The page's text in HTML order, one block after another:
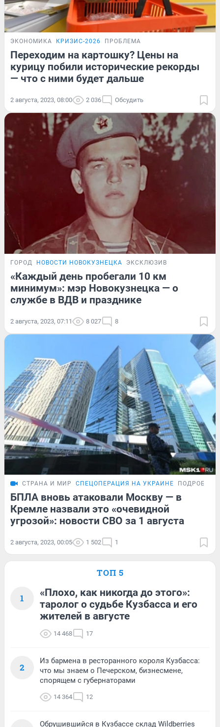
ЭКОНОМИКА КРИЗИС-2026 ПРОБЛЕМА
Переходим на картошку? Цены на
курицу побили исторические рекорды
— что с ними будет дальше
2 августа, 2023, 08:00 2 036 Обсудить
ГОРОД НОВОСТИ НОВОКУЗНЕЦКА ЭКСКЛЮЗИВ
«Каждый день пробегали 10 км
минимум»: мэр Новокузнецка — о
службе в ВДВ и празднике
2 августа, 2023, 07:11 8 027 8
СТРАНА И МИР СПЕЦОПЕРАЦИЯ НА УКРАИНЕ
БПЛА вновь атаковали Москву — в
Кремле назвали это «очевидной
угрозой»: новости СВО за 1 августа
2 августа, 2023, 00:05 1 502 1
ТОП 5
1
«Плохо, как никогда до этого»:
таролог о судьбе Кузбасса и его
жителей в августе
14 468 17
2
Из бармена в ресторанного короля Кузбасса:
что мы знаем о Печерском, бизнесмене,
спорящем с губернаторами
14 364 12
Обрушившийся в Кузбассе склад Wildberries